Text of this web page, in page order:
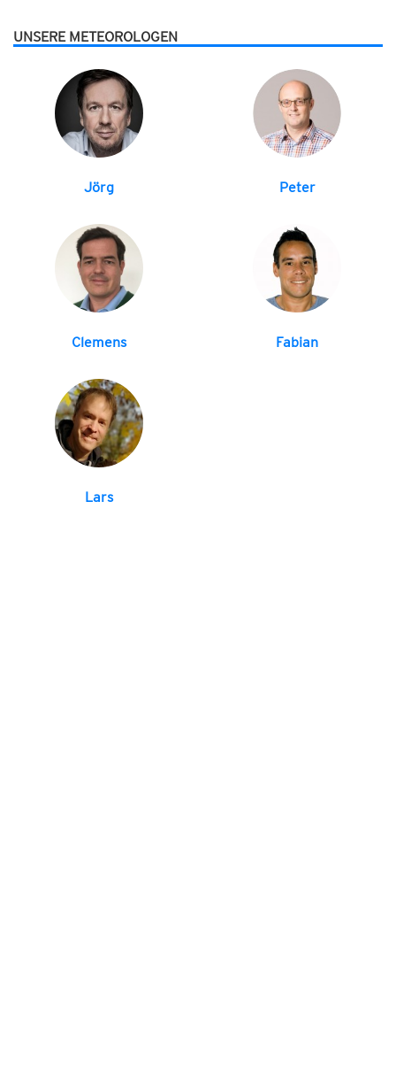
UNSERE METEOROLOGEN
Jörg Peter
Clemens Fabian
Lars